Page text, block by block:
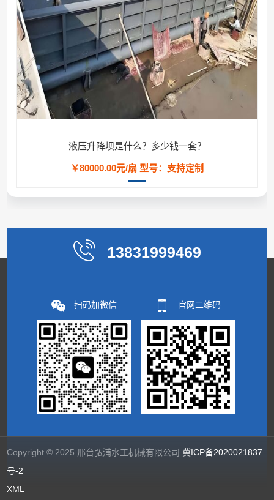
液压升降坝是什么？多少钱一套？
￥80000.00元/扇 型号：支持定制
13831999469
扫码加微信 官网二维码
Copyright © 2025 邢台弘浦水工机械有限公司 冀ICP备2020021837
号-2
XML